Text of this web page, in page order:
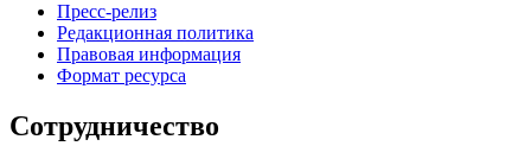
Пресс-релиз
Редакционная политика
Правовая информация
Формат ресурса
Сотрудничество